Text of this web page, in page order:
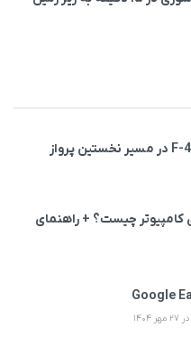
کامپیوتر چیست؟ + راهنمای